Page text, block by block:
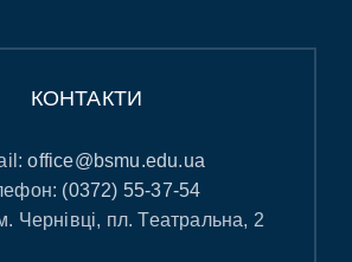
КОНТАКТИ
office@bsmu.edu.ua
(0372) 55-37-54
Чернівці, пл. Театральна, 2